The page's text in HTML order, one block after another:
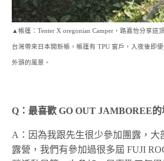
▲帳篷：Tenter X oregonian Camper，路嘉怡分享這
台灣帶來日本開新帳，帳篷有 TPU 窗戶，入夜後即
外頭的風景。
Q ：最喜歡 GO OUT JAMBOREE的
A：因為我跟先生很少參加團露，大
露營，我們有參加過很多屆 FUJI